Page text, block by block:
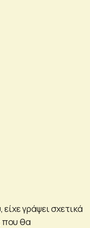
γράψει σχετικά
που θα